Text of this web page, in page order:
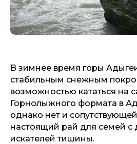
В зимнее время горы
стабильным снежным
возможностью кататься на
Горнолыжного формата в
однако нет и
настоящий рай для семей с
искателей тишины.